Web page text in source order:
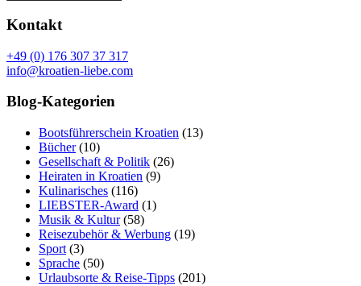
Kontakt
+49 (0) 176 307 37 317
info@kroatien-liebe.com
Blog-Kategorien
Bootsführerschein Kroatien (13)
Bücher(10)
Gesellschaft & Politik (26)
Heiraten in Kroatien (9)
Kulinarisches (116)
LIEBSTER-Award (1)
Musik & Kultur(58)
Reisezubehör & Werbung (19)
Sport (3)
Sprache (50)
Urlaubsorte & Reise-Tipps (201)